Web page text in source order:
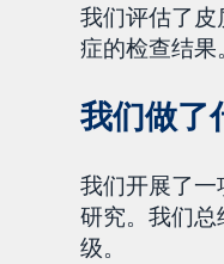
我们评估了
症的检查结果
我们做了
我们开展了
研究。我们
级。